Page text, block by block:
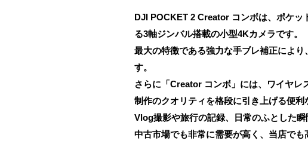
DJI POCKET 2 Creator コンボは、ポケ
る3軸ジンバル搭載の小型4Kカメラです。
最大の特徴である強力な手ブレ補正によ
す。
さらに「Creator コンボ」には、ワイヤ
制作のクオリティを格段に引き上げる便利
Vlog撮影や旅行の記録、日常のふとした
中古市場でも非常に需要が高く、当店でも